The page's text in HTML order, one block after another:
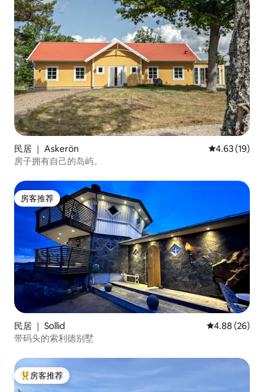
民居 ｜ Askerön 平均评分
4.63 (19)
房子拥有自己的岛屿。
房客推荐
房客推荐
民居 ｜ Sollid 平均评分 4.88
4.88 (26)
带码头的索利德别墅
热门「房客推荐」
房客推荐